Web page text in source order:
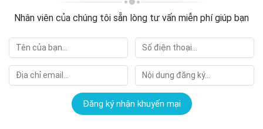
Nhân viên của chúng tôi sẵn lòng tư vấn miễn phí giúp bạn